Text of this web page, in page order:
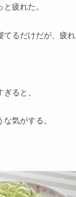
疲れた。
るだけだが、疲れ
ると、
気がする。